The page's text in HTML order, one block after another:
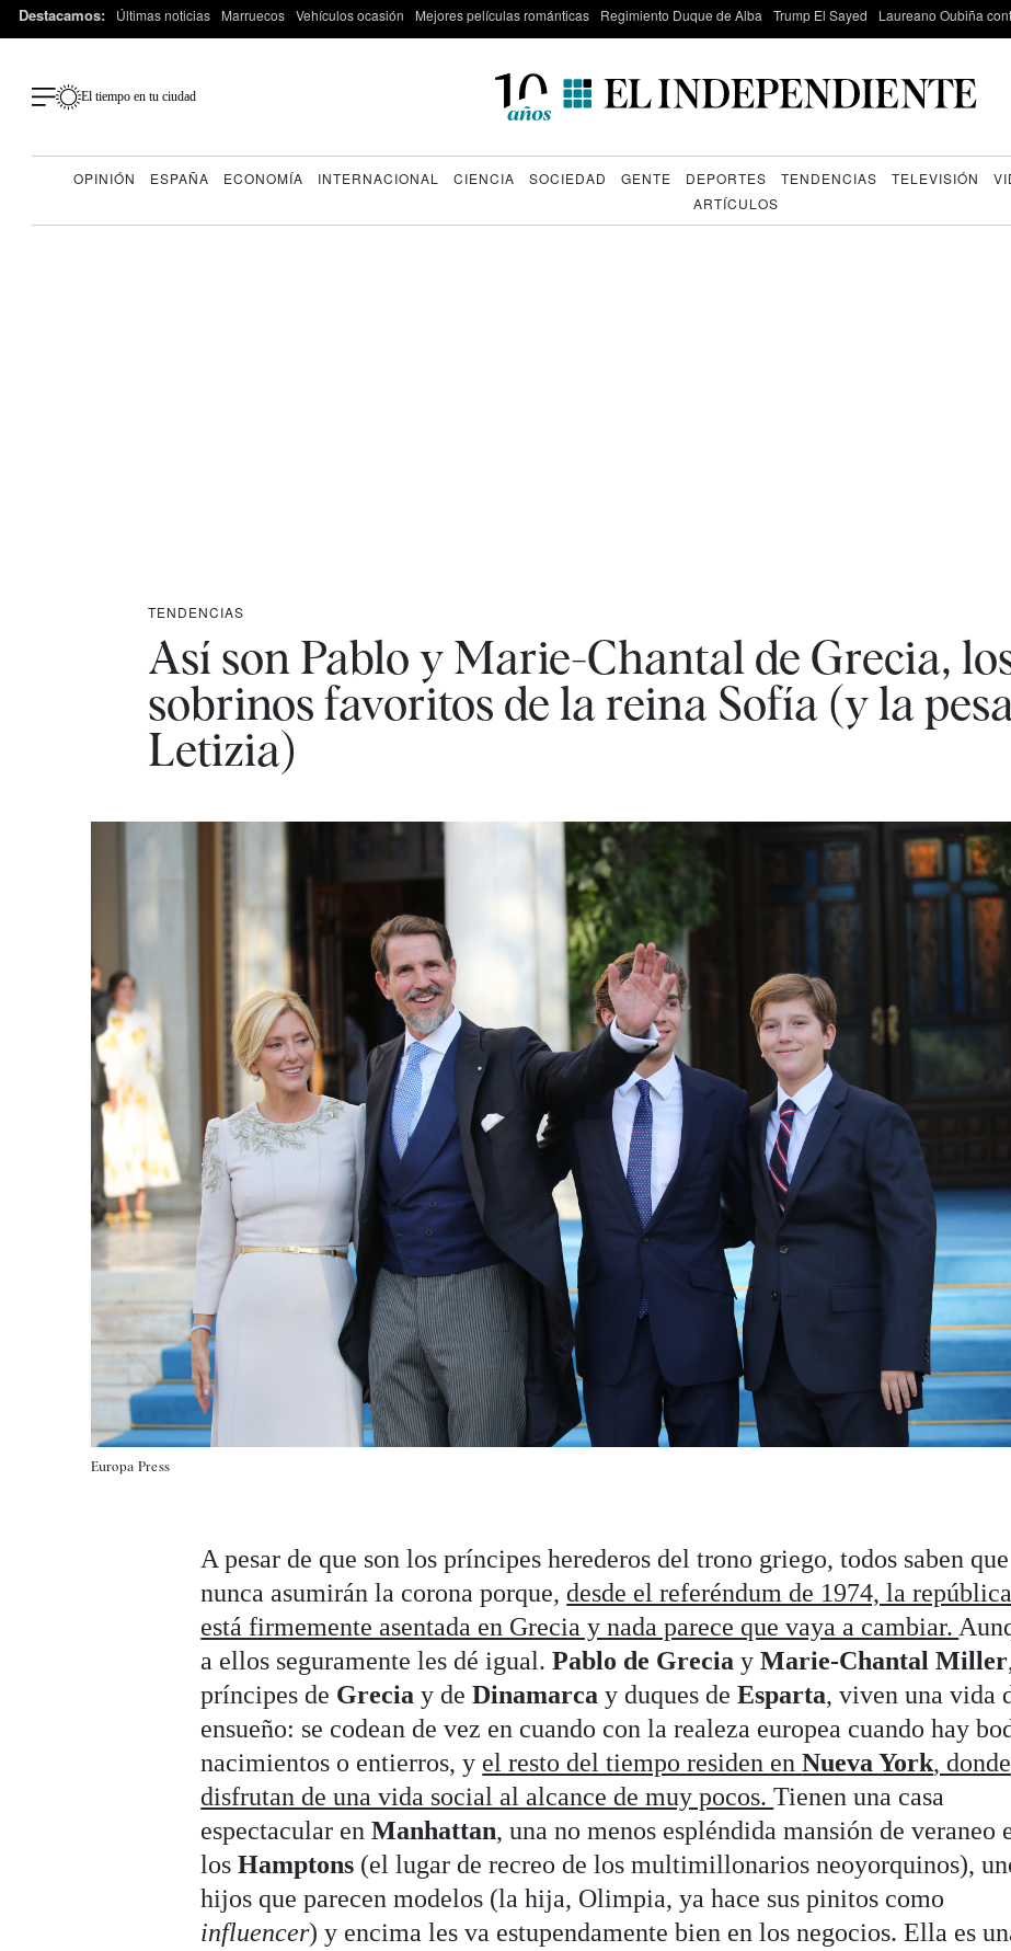
Destacamos: Últimas noticias Marruecos Vehículos ocasión Mejores películas románticas Regimiento Duque de Alba Trump El Sayed Laureano Oubiña
El tiempo en tu ciudad
OPINIÓN ESPAÑA ECONOMÍA INTERNACIONAL CIENCIA SOCIEDAD GENTE DEPORTES TENDENCIAS TELEVISIÓN
ARTÍCULOS
TENDENCIAS
Así son Pablo y Marie-Chantal de Grecia,
sobrinos favoritos de la reina Sofía (y la
Letizia)
Europa Press
A pesar de que son los príncipes herederos del trono griego, todos saben que
nunca asumirán la corona porque,desde el referéndum de 1974, la república
está firmemente asentada en Grecia y nada parece que vaya a cambiar.
a ellos seguramente les dé igual.Pablo de Grecia yMarie-Chantal Miller
príncipes de Greciay deDinamarca y duques deEsparta, viven una vida
ensueño: se codean de vez en cuando con la realeza europea cuando hay
nacimientos o entierros, y el resto del tiempo residen enNueva York, donde
disfrutan de una vida social al alcance de muy pocos.Tienen una casa
espectacular enManhattan, una no menos espléndida mansión de veraneo
losHamptons (el lugar de recreo de los multimillonarios neoyorquinos),
hijos que parecen modelos (la hija, Olimpia, ya hace sus pinitos como
influencer) y encima les va estupendamente bien en los negocios. Ella es